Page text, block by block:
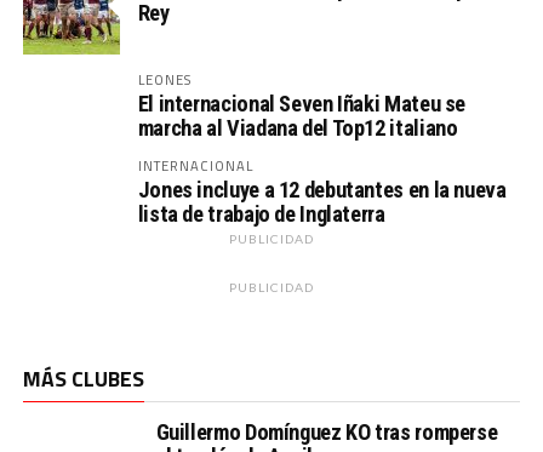
Rey
LEONES
El internacional Seven Iñaki Mateu se
marcha al Viadana del Top12 italiano
INTERNACIONAL
Jones incluye a 12 debutantes en la nueva
lista de trabajo de Inglaterra
PUBLICIDAD
PUBLICIDAD
MÁS CLUBES
Guillermo Domínguez KO tras romperse